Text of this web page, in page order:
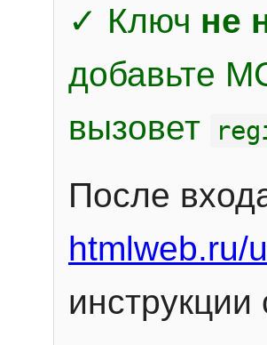
✓ Ключ не
добавьте
вызовет
После
htmlweb.ru/